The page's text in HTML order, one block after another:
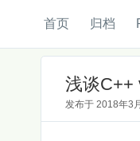
首页 归档
浅谈C++
发布于 2018年3